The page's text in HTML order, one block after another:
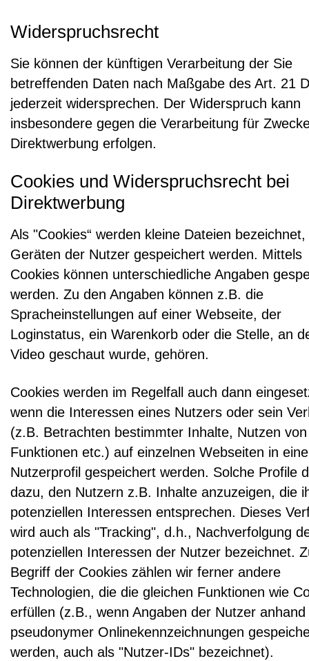
Widerspruchsrecht
Sie können der künftigen Verarbeitung der Sie
betreffenden Daten nach Maßgabe des Art. 21
jederzeit widersprechen. Der Widerspruch kann
insbesondere gegen die Verarbeitung für
Direktwerbung erfolgen.
Cookies und Widerspruchsrecht bei
Direktwerbung
Als "Cookies“ werden kleine Dateien
Geräten der Nutzer gespeichert werden. Mittels
Cookies können unterschiedliche Angaben
werden. Zu den Angaben können z.B. die
Spracheinstellungen auf einer Webseite, der
Loginstatus, ein Warenkorb oder die Stelle, an
Video geschaut wurde, gehören.
Cookies werden im Regelfall auch dann
wenn die Interessen eines Nutzers oder sein
(z.B. Betrachten bestimmter Inhalte, Nutzen von
Funktionen etc.) auf einzelnen Webseiten in
Nutzerprofil gespeichert werden. Solche Profile
dazu, den Nutzern z.B. Inhalte anzuzeigen, die
potenziellen Interessen entsprechen. Dieses
wird auch als "Tracking", d.h., Nachverfolgung
potenziellen Interessen der Nutzer bezeichnet.
Begriff der Cookies zählen wir ferner andere
Technologien, die die gleichen Funktionen wie
erfüllen (z.B., wenn Angaben der Nutzer anhand
pseudonymer Onlinekennzeichnungen
werden, auch als "Nutzer-IDs" bezeichnet).